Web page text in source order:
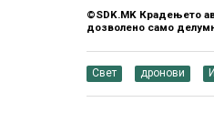
©SDK.MK Крадењето
дозволено само
Свет дронови